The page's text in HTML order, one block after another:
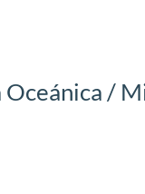
Oceánica /